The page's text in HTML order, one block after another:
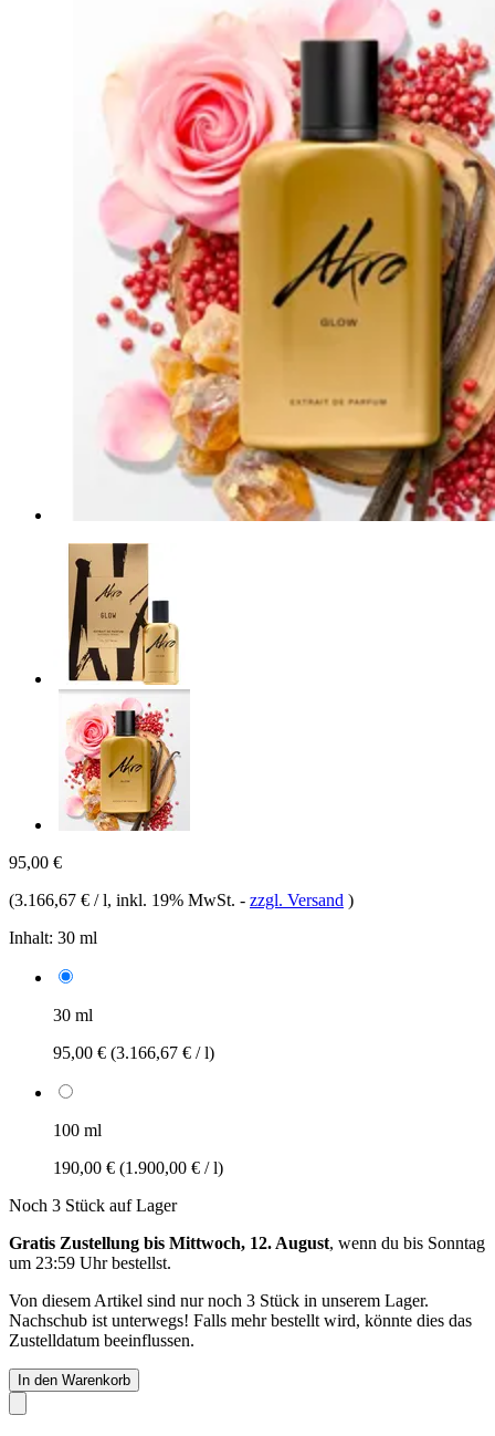
95,00 €
(3.166,67 € / l, inkl. 19% MwSt. - zzgl. Versand )
Inhalt: 30 ml
30 ml
95,00 € (3.166,67 € / l)
100 ml
190,00 € (1.900,00 € / l)
Noch 3 Stück auf Lager
Gratis Zustellung bis Mittwoch, 12. August, wenn du bis Sonntag
um 23:59 Uhrbestellst.
Von diesem Artikel sind nur noch 3 Stück in unserem Lager.
Nachschub ist unterwegs! Falls mehr bestellt wird, könnte dies das
Zustelldatum beeinflussen.
In den Warenkorb